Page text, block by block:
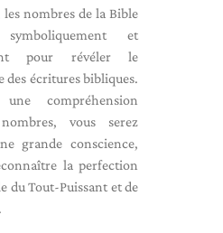
les nombres de la Bible
et
pour révéler le
des écritures bibliques.
compréhension
vous serez
grande conscience,
la perfection
du Tout-Puissant et de